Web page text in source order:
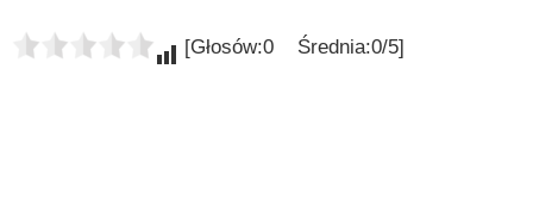
[Głosów:0 Średnia:0/5]